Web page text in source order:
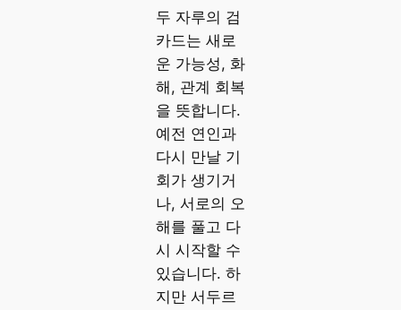
두 자루의 검
카드는 새로
운 가능성, 화
해, 관계 회복
을 뜻합니다.
예전 연인과
다시 만날 기
회가 생기거
나, 서로의 오
해를 풀고 다
시 시작할 수
있습니다. 하
지만 서두르